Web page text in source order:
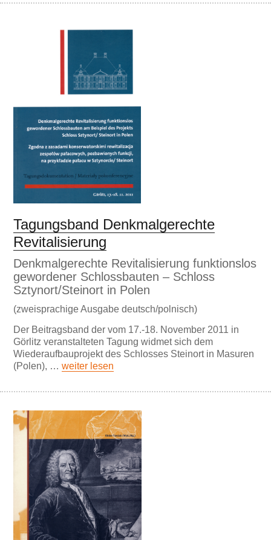
Tagungsband Denkmalgerechte
Revitalisierung
Denkmalgerechte Revitalisierung funktionslos
gewordener Schlossbauten – Schloss
Sztynort/Steinort in Polen
(zweisprachige Ausgabe deutsch/polnisch)
Der Beitragsband der vom 17.-18. November 2011 in
Görlitz veranstalteten Tagung widmet sich dem
Wiederaufbauprojekt des Schlosses Steinort in Masuren
(Polen), …weiter lesen